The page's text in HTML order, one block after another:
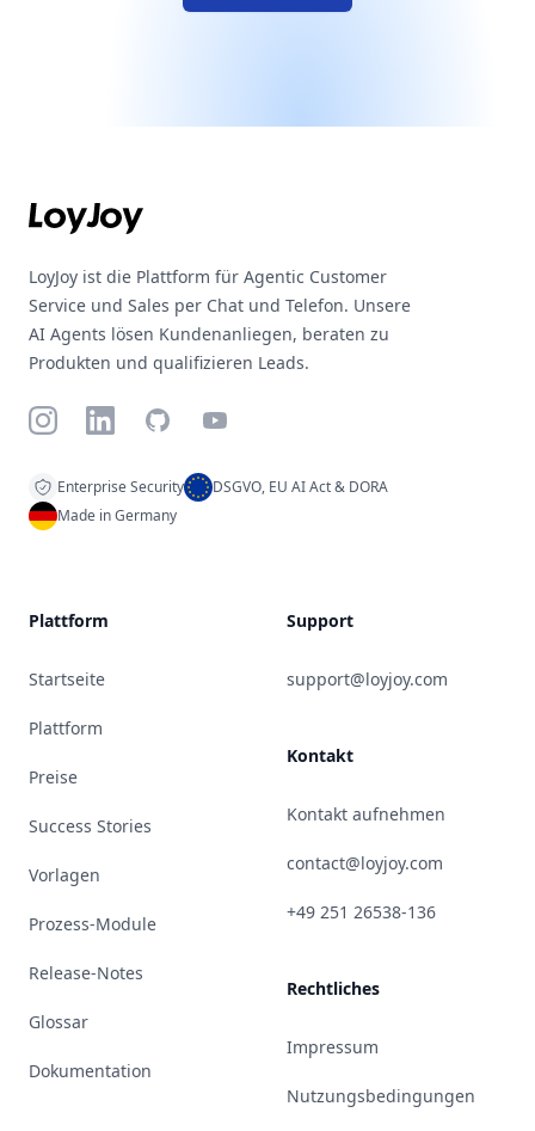
LoyJoy ist die Plattform für Agentic Customer
Service und Sales per Chat und Telefon. Unsere
AI Agents lösen Kundenanliegen, beraten zu
Produkten und qualifizieren Leads.
InstagramLinkedInGitHubYouTube
Enterprise Security
DSGVO, EU AI Act & DORA
Made in Germany
Plattform
Startseite
Plattform
Preise
Success Stories
Vorlagen
Prozess-Module
Release-Notes
Glossar
Dokumentation
Support
support@loyjoy.com
Kontakt
Kontakt aufnehmen
contact@loyjoy.com
+49 251 26538-136
Rechtliches
Impressum
Nutzungsbedingungen